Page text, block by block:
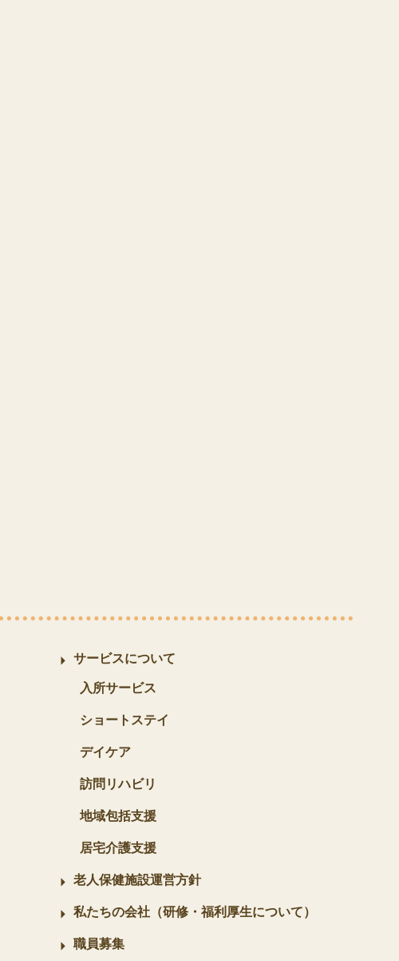
サービスについて
入所サービス
ショートステイ
デイケア
訪問リハビリ
地域包括支援
居宅介護支援
老人保健施設運営方針
私たちの会社（研修・福利厚生について）
職員募集